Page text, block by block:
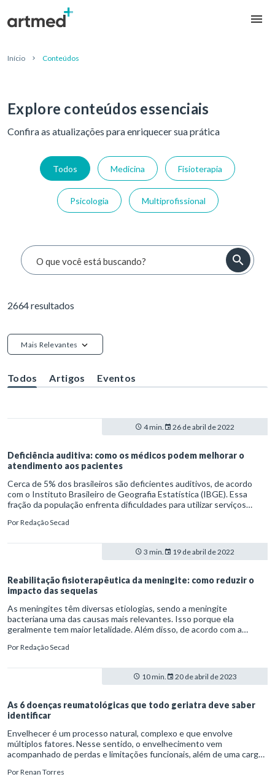
Início Conteúdos
Explore conteúdos essenciais
Confira as atualizações para enriquecer sua prática
O que você está buscando?
Todos Medicina Fisioterapia
Psicologia Multiprofissional
Todos Artigos Eventos
2664 resultados
Mais Relevantes
4 min. 26 de abril de 2022
Deficiência auditiva: como os médicos podem melhorar o
atendimento aos pacientes
Cerca de 5% dos brasileiros são deficientes auditivos, de acordo
com o Instituto Brasileiro de Geografia Estatística (IBGE). Essa
fração da população enfrenta dificuldades para utilizar serviços
não verbais de comunicação no atendimento à saúde. São raros os
utilizando a Língua Brasileira de Sinais (Libras).
PorRedação Secad
3 min. 19 de abril de 2022
Reabilitação fisioterapêutica da meningite: como reduzir o
impacto das sequelas
As meningites têm diversas etiologias, sendo a meningite
bacteriana uma das causas mais relevantes. Isso porque ela
geralmente tem maior letalidade. Além disso, de acordo com a
convivem com sequelas da meningite bacteriana de longa duração.
neurológicas e deficiência cognitiva.
PorRedação Secad
10 min. 20 de abril de 2023
As 6 doenças reumatológicas que todo geriatra deve saber
identificar
Envelhecer é um processo natural, complexo e que envolve
múltiplos fatores. Nesse sentido, o envelhecimento vem
acompanhado de perdas e limitações funcionais, além de uma carga
as doenças reumatológicas, que na população geriátrica estão
PorRenan Torres